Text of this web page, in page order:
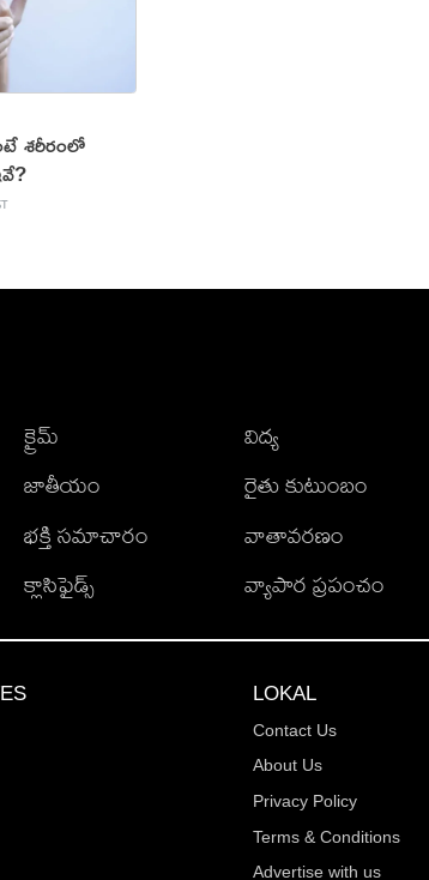
శరీరంలో
క్రైమ్
జాతీయం
భక్తి సమాచారం
క్లాసిఫైడ్స్
విద్య
రైతు కుటుంబం
వాతావరణం
వ్యాపార ప్రపంచం
LOKAL
Contact Us
About Us
Privacy Policy
Terms & Conditions
Advertise with us